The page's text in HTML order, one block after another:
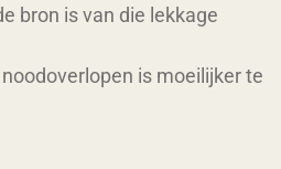
bron is van die lekkage
is moeilijker te